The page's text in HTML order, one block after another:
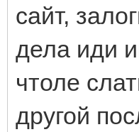
сайт,
дела иди
чтоле
другой